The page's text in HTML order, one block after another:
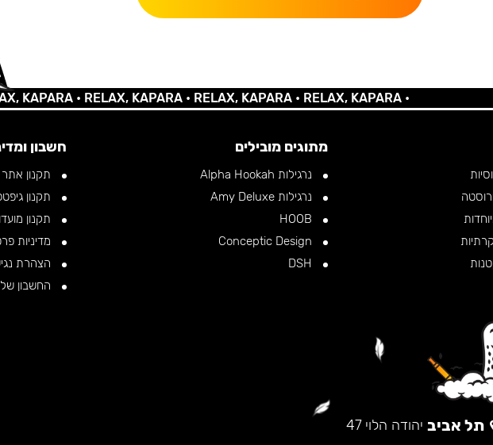
•RELAX, KAPARA •RELAX, KAPARA •RELAX, KAPARA •
מתוגים מובילים
נרגילות Alpha Hookah
נרגילות Amy Deluxe
חשבון
תקנון
תקנון
תקנון
מדיניות
הצהרת
החשבון
תל אביב יהודה הלוי 47